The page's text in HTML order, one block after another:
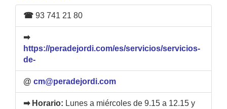
☎ 93 741 21 80
➡
https://peradejordi.com/es/servicios/servicios-
de-
@ cm@peradejordi.com
➡ Horario: Lunes a miércoles de 9.15 a 12.15 y